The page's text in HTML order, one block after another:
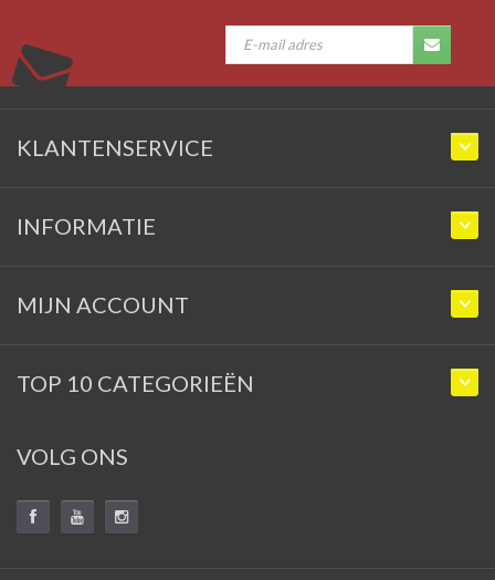
KLANTENSERVICE
INFORMATIE
MIJN ACCOUNT
TOP 10 CATEGORIEËN
VOLG ONS